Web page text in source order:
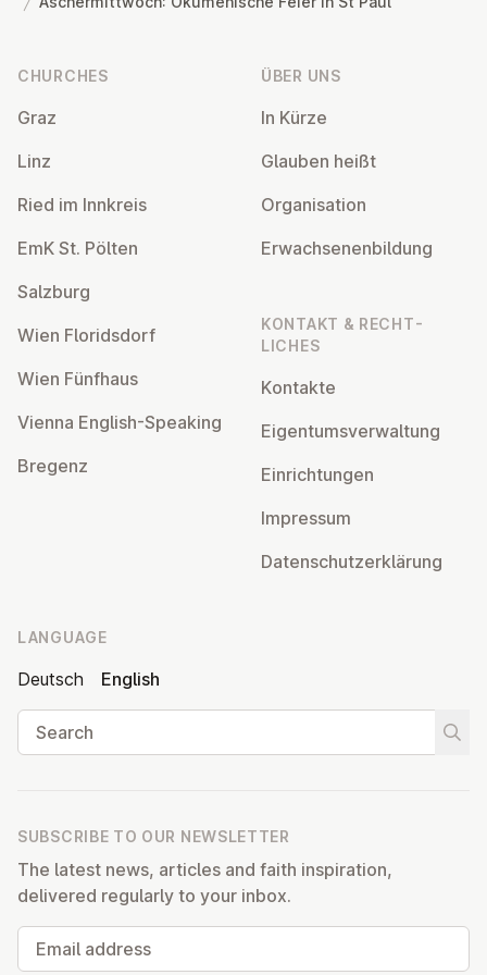
CHURCHES
Graz
Linz
Ried im Innkreis
EmK St. Pölten
Salzburg
Wien Flor­idsdorf
Wien Fünfhaus
Vienna English-Speaking
Bregenz
ÜBER UNS
In Kürze
Glauben heißt
Or­gan­isa­tion
Er­wach­sen­en­bildung
KONTAKT & RECHT­
LICHES
Kontakte
Ei­gentums­ver­wal­tung
Ein­rich­tun­gen
Impressum
Datens­chutzerklärung
LANGUAGE
Deutsch
English
Search
SUBSCRIBE TO OUR NEWSLETTER
The latest news, articles and faith inspiration,
delivered regularly to your inbox.
Email address